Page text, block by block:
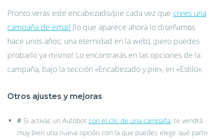
Pronto verás este encabezado/pie cada vez que crees una
campaña de email (lo que aparece ahora lo diseñamos
hace unos años; una eternidad en la web), ¡pero puedes
probarlo ya mismo! Lo encontrarás en las opciones de la
campaña, bajo la sección «Encabezado y pie», en «Estilo».
Otros ajustes y mejoras
# Si activas un Autobot con el clic de una campaña, te vendrá
muy bien una nueva opción con la que puedes elegir qué parte